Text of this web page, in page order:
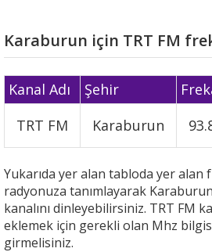
Karaburun için TRT FM
Kanal Adı Şehir
TRT FM
Karaburun
Yukarıda yer alan tabloda yer
radyonuza tanımlayarak
kanalını dinleyebilirsiniz. TRT FM
eklemek için gerekli olan Mhz
girmelisiniz.